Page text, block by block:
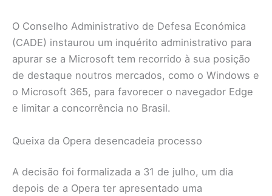
O Conselho Administrativo de Defesa Económica
(CADE) instaurou um inquérito administrativo para
apurar se a Microsoft tem recorrido à sua posição
de destaque noutros mercados, como o Windows e
o Microsoft 365, para favorecer o navegador Edge
e limitar a concorrência no Brasil.
Queixa da Opera desencadeia processo
A decisão foi formalizada a 31 de julho, um dia
depois de a Opera ter apresentado uma